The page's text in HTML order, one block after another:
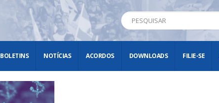
BOLETINS NOTÍCIAS ACORDOS DOWNLOADS FILIE-SE